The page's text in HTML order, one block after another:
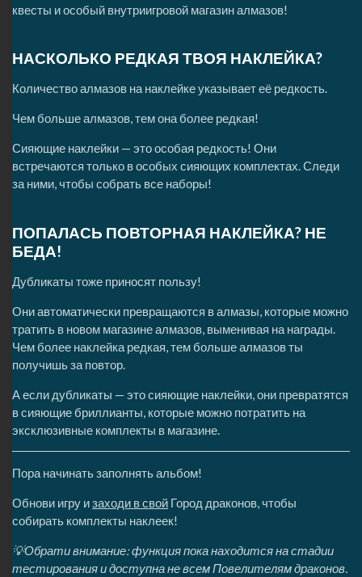
квесты и особый внутриигровой магазин алмазов!
НАСКОЛЬКО РЕДКАЯ ТВОЯ НАКЛЕЙКА?
Количество алмазов на наклейке указывает её редкость.
Чем больше алмазов, тем она более редкая!
Сияющие наклейки — это особая редкость! Они
встречаются только в особых сияющих комплектах. Следи
за ними, чтобы собрать все наборы!
ПОПАЛАСЬ ПОВТОРНАЯ НАКЛЕЙКА? НЕ
БЕДА!
Дубликаты тоже приносят пользу!
Они автоматически превращаются в алмазы, которые можно
тратить в новом магазине алмазов, выменивая на награды.
Чем более наклейка редкая, тем больше алмазов ты
получишь за повтор.
А если дубликаты — это сияющие наклейки, они превратятся
в сияющие бриллианты, которые можно потратить на
эксклюзивные комплекты в магазине.
Пора начинать заполнять альбом!
Обнови игру изаходи в свой Город драконов, чтобы
собирать комплекты наклеек!
💡Обрати внимание: функция пока находится на стадии
тестирования и доступна не всем Повелителям драконов.